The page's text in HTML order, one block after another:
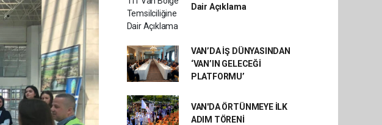
Dair Açıklama
VAN’DA İŞ DÜNYASINDAN
‘VAN’IN GELECEĞİ
PLATFORMU’
VAN'DA ÖRTÜNMEYE İLK
ADIM TÖRENİ